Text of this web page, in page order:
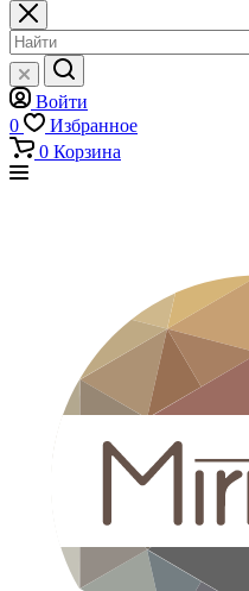
Войти
0
Избранное
0 Корзина